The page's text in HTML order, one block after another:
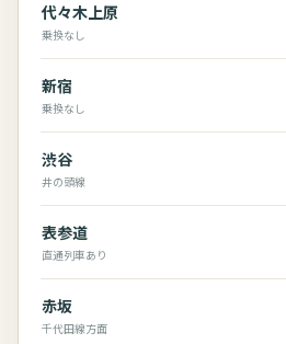
代々木上原
乗換なし
新宿
乗換なし
渋谷
井の頭線
表参道
直通列車あり
赤坂
千代田線方面